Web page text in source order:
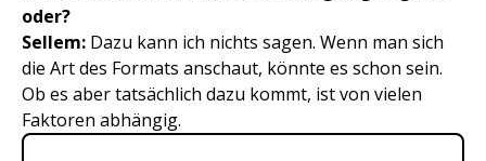
oder?
Sellem: Dazu kann ich nichts sagen. Wenn man sich
die Art des Formats anschaut, könnte es schon sein.
Ob es aber tatsächlich dazu kommt, ist von vielen
Faktoren abhängig.